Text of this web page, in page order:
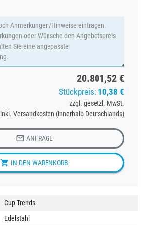
20.801,52 €
Stückpreis: 10,38 €
zzgl. gesetzl. MwSt.
inkl. Versandkosten (innerhalb Deutschlands)
 ANFRAGE
 IN DEN WARENKORB
Cup Trends
Edelstahl